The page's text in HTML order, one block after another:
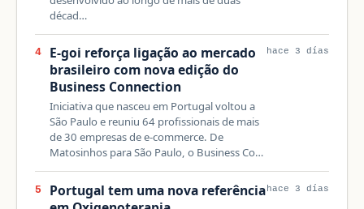
décad…
4
E-goi reforça ligação ao mercado
brasileiro com nova edição do
Business Connection
Iniciativa que nasceu em Portugal voltou a
São Paulo e reuniu 64 profissionais de mais
de 30 empresas de e-commerce. De
Matosinhos para São Paulo, o Business Co…
hace 3 días
5
Portugal tem uma nova referência hace 3 días